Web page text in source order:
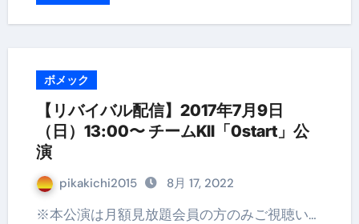
ボメック
【リバイバル配信】2017年7月9日
（日）13:00〜 チームKII「0start」公
演
pikakichi2015 8月 17, 2022
※本公演は月額見放題会員の方のみご視聴い…